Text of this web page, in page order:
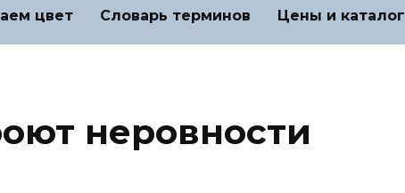
цвет Словарь терминов Цены и каталог
неровности